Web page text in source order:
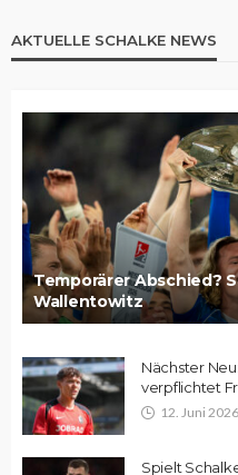
AKTUELLE SCHALKE NEWS
Temporärer Abschied?
Wallentowitz
Nächster
verpflichtet
12. Juni 2026
Spielt